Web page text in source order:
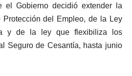
el Gobierno decidió extender la
del Empleo, de la Ley
y de la ley que flexibiliza los
Seguro de Cesantía, hasta junio